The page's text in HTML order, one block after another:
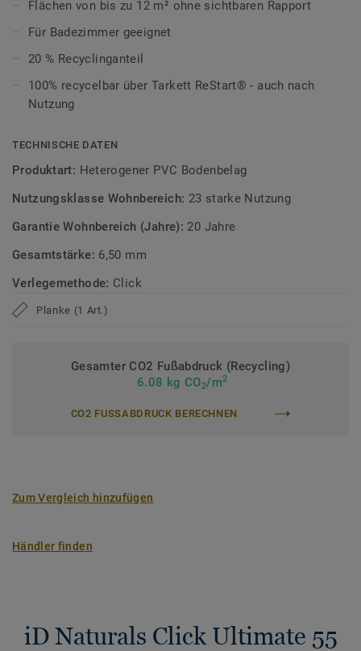
schnell und unkompliziert per Klicksystem verlegen. Kleine
Unebenheiten im Untergrund werden ausgeglichen, wodurch
sich der Boden besonders für Renovierungen eignet.
Ultramatte Oberfläche für den Alltag
Die Tektanium-Oberfläche sorgt für eine authentische,
Flecken und Abrieb – ideal für stark genutzte Wohnräume.
Hergestellt in Europa mit 20 % Recyclinganteil und zu 100%
recycelbar. Zudem ist der Bodenbelag phthalatfrei und
weist sehr niedrige VOC-Emissionen auf, geprüft nach
anerkannten Standards.
iD Naturals Click Ultimate ist auch mit 0,70 mm
>> Erfahren Sie mehr über Tarkett Klick Vinyl.
Flächen von bis zu 12 m² ohne sichtbaren Rapport
Für Badezimmer geeignet
20 % Recyclinganteil
100% recycelbar über Tarkett ReStart® - auch nach
Nutzung
TECHNISCHE DATEN
Produktart: Heterogener PVC Bodenbelag
Nutzungsklasse Wohnbereich: 23 starke Nutzung
Garantie Wohnbereich (Jahre): 20 Jahre
Gesamtstärke: 6,50 mm
Verlegemethode: Click
Planke (1 Art.)
Gesamter CO2 Fußabdruck (Recycling)
6.08 kg CO2/m2
CO2 FUSSABDRUCK BERECHNEN
Zum Vergleich hinzufügen
Händler finden
iD Naturals Click Ultimate 55